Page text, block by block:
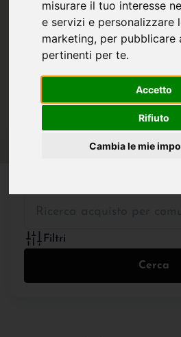
misurare il tuo interesse
e servizi e personalizzare
marketing, per pubblicare
pertinenti per te.
Accetto
Rifiuto
Cambia le mie
Filtri
Cerca